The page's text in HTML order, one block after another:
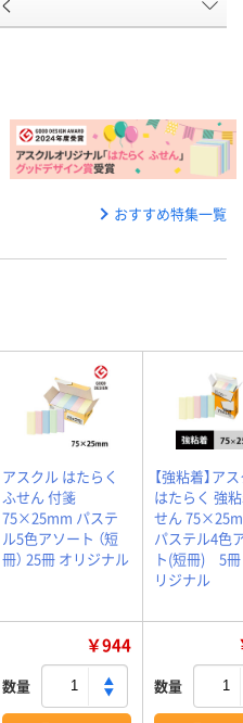
おすすめ特集一覧
アスクル はたらく
ふせん 付箋
75×25mm パステ
ル5色アソート （短
冊） 25冊 オリジナル
【強粘着】ア
はたらく 強
せん
パステル4色
ト(短冊) 5
リジナル
￥944
数量 数量